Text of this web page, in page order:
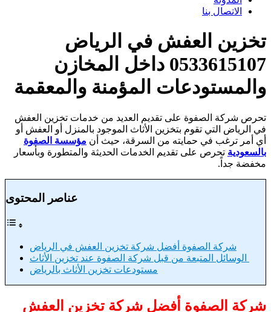
الاتصال بنا
تخزين العفش في الرياض
0533615107 داخل المخازن
والمستودعات المؤمنة والمعقمة
تحرص شركة الصفوة على تقديم العديد من خدمات تخزين العفش
في الرياض التي تقوم بتخزين الأثاث الموجود بالمنزل أو العفش أو
أي أمر ترغب في حمايته من السرقة، حيث أن مؤسسة الصفوة
بالسعودية تحرص على تقديم الخدمات الحديثة والمتطورة وبأسعار
مخفضة جداً.
عناصر المحتوى
شركة الصفوة أفضل شركة تخزين العفش في الرياض
مستودعات تخزين الأثاث بالرياض
شركة الصفوة أفضل شركة تخزين العفش